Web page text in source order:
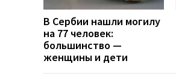
В Сербии нашли могилу
на 77 человек:
большинство —
женщины и дети